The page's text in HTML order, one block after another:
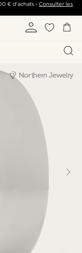
€d'achats -Consulter les